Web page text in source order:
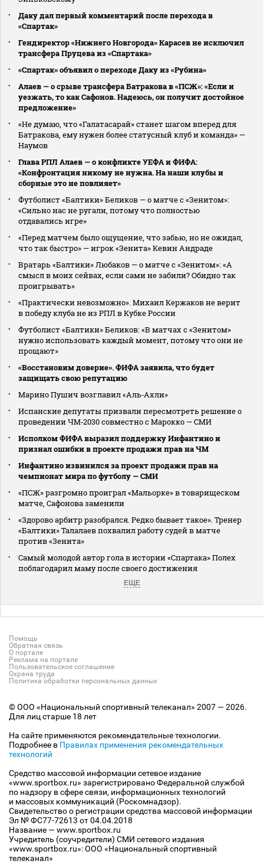
Даку дал первый комментарий после перехода в
«Спартак»
Гендиректор «Нижнего Новгорода» Карасев не исключил
трансфера Пруцева из «Спартака»
«Спартак» объявил о переходе Даку из «Рубина»
Алаев — о срыве трансфера Батракова в «ПСЖ»: «Если и
уезжать, то как Сафонов. Надеюсь, он получит достойное
предложение»
«Не думаю, что «Галатасарай» станет шагом вперед для
Батракова, ему нужен более статусный клуб и команда» —
Наумов
Глава РПЛ Алаев — о конфликте УЕФА и ФИФА:
«Конфронтация никому не нужна. На наши клубы и
сборные это не повлияет»
Футболист «Балтики» Беликов — о матче с «Зенитом»:
«Сильно нас не ругали, потому что полностью
отдавались игре»
«Перед матчем было ощущение, что забью, но не ожидал,
что так быстро» — игрок «Зенита» Кевин Андраде
Вратарь «Балтики» Любаков — о матче с «Зенитом»: «А
смысл в моих сейвах, если сами не забили? Обидно так
проигрывать»
«Практически невозможно». Михаил Кержаков не верит
в победу клуба не из РПЛ в Кубке России
Футболист «Балтики» Беликов: «В матчах с «Зенитом»
нужно использовать каждый момент, потому что они не
прощают»
«Восстановим доверие». ФИФА заявила, что будет
защищать свою репутацию
Марино Пушич возглавил «Аль‑Ахли»
Испанские депутаты призвали пересмотреть решение о
проведении ЧМ‑2030 совместно с Марокко — СМИ
Исполком ФИФА выразил поддержку Инфантино и
признал ошибки в проекте продажи прав на ЧМ
Инфантино извинился за проект продажи прав на
чемпионат мира по футболу — СМИ
«ПСЖ» разгромно проиграл «Мальорке» в товарищеском
матче, Сафонова заменили
«Здорово арбитр разобрался. Редко бывает такое». Тренер
«Балтики» Талалаев похвалил работу судей в матче
против «Зенита»
Самый молодой автор гола в истории «Спартака» Полех
поблагодарил маму после своего достижения
ЕЩЕ
Помощь
Обратная связь
О портале
Реклама на портале
Пользовательское соглашение
Охрана труда
Политика обработки персональных данных
© ООО «Национальный спортивный телеканал» 2007 — 2026.
Для лиц старше 18 лет
На сайте применяются рекомендательные технологии.
Подробнее в Правилах применения рекомендательных
технологий
Средство массовой информации сетевое издание
«www.sportbox.ru» зарегистрировано Федеральной службой
по надзору в сфере связи, информационных технологий
и массовых коммуникаций (Роскомнадзор).
Свидетельство о регистрации средства массовой информации
Эл № ФС77-72613 от 04.04.2018
Название — www.sportbox.ru
Учредитель (соучредители) СМИ сетевого издания
«www.sportbox.ru»: ООО «Национальный спортивный
телеканал»